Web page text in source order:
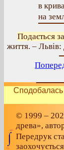
в
на
Подається
життя. –
Сподобалась
© 1999 –
древа»,
Передрук